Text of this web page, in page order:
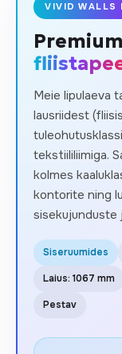
VIVID WALLS
Meie lipulaeva
lausriidest
tekstiililiimiga.
kolmes
kontorite ning
sisekujunduste
Siseruumides
Laius: 1067 mm
Pestav